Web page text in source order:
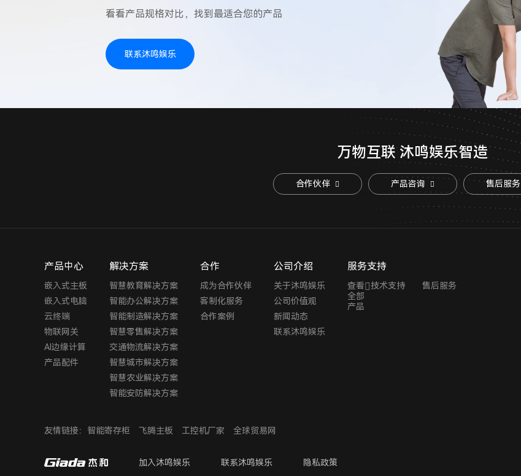
看看产品规格对比，找到最适合您的产品
联系沐鸣娱乐
万物互联 沐鸣娱乐智造
合作伙伴 产品咨询 售后服务
产品中心
嵌入式主板
嵌入式电脑
云终端
物联网关
AI边缘计算
产品配件
解决方案
智慧教育解决方案
智能办公解决方案
智能制造解决方案
智慧零售解决方案
交通物流解决方案
智慧城市解决方案
智慧农业解决方案
智能安防解决方案
合作
成为合作伙伴
客制化服务
合作案例
公司介绍
关于沐鸣娱乐
公司价值观
新闻动态
联系沐鸣娱乐
服务支持
查看
全部
产品
技术支持 售后服务
友情链接： 智能寄存柜 飞腾主板 工控机厂家 全球贸易网
加入沐鸣娱乐 联系沐鸣娱乐 隐私政策